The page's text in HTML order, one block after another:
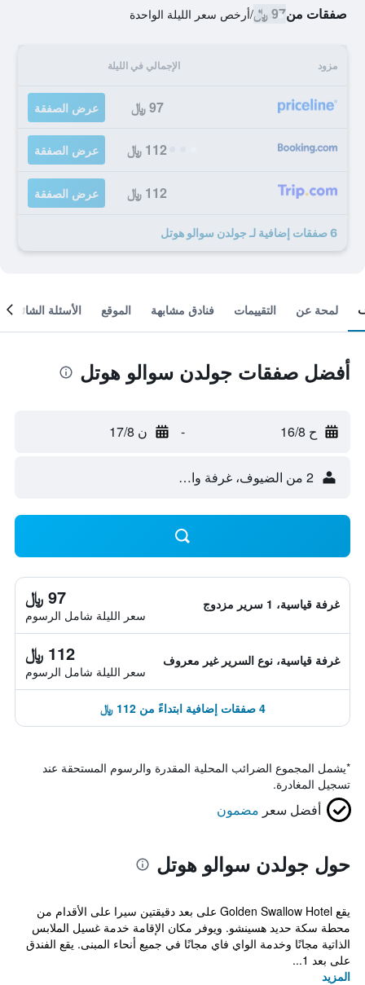
صفقات من97 ﷼ /أرخص سعر الليلة الواحدة
مزود الإجمالي في الليلة
97 ﷼ عرض الصفقة
112 ﷼ عرض الصفقة
112 ﷼ عرض الصفقة
6 صفقات إضافية لـ جولدن سوالو هوتل
لمحة عن التقييمات فنادق مشابهة الموقع الأسئلة الشائعة
أفضل صفقات جولدن سوالو هوتل
ح 16/8 - ن 17/8
2 من الضيوف، غرفة واحدة
غرفة قياسية، 1 سرير مزدوج 97 ﷼
سعر الليلة شامل الرسوم
غرفة قياسية، نوع السرير غير معروف 112 ﷼
سعر الليلة شامل الرسوم
4 صفقات إضافية ابتداءً من 112 ﷼
*يشمل المجموع الضرائب المحلية المقدرة والرسوم المستحقة عند
تسجيل المغادرة.
أفضل سعر مضمون
حول جولدن سوالو هوتل
يقع Golden Swallow Hotel على بعد دقيقتين سيرا على الأقدام من
محطة سكة حديد هسينشو. ويوفر مكان الإقامة خدمة غسيل الملابس
الذاتية مجانًا وخدمة الواي فاي مجانًا في جميع أنحاء المبنى. يقع الفندق
على بعد 1...
المزيد